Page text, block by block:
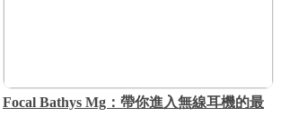
Focal Bathys Mg：帶你進入無線耳機的最